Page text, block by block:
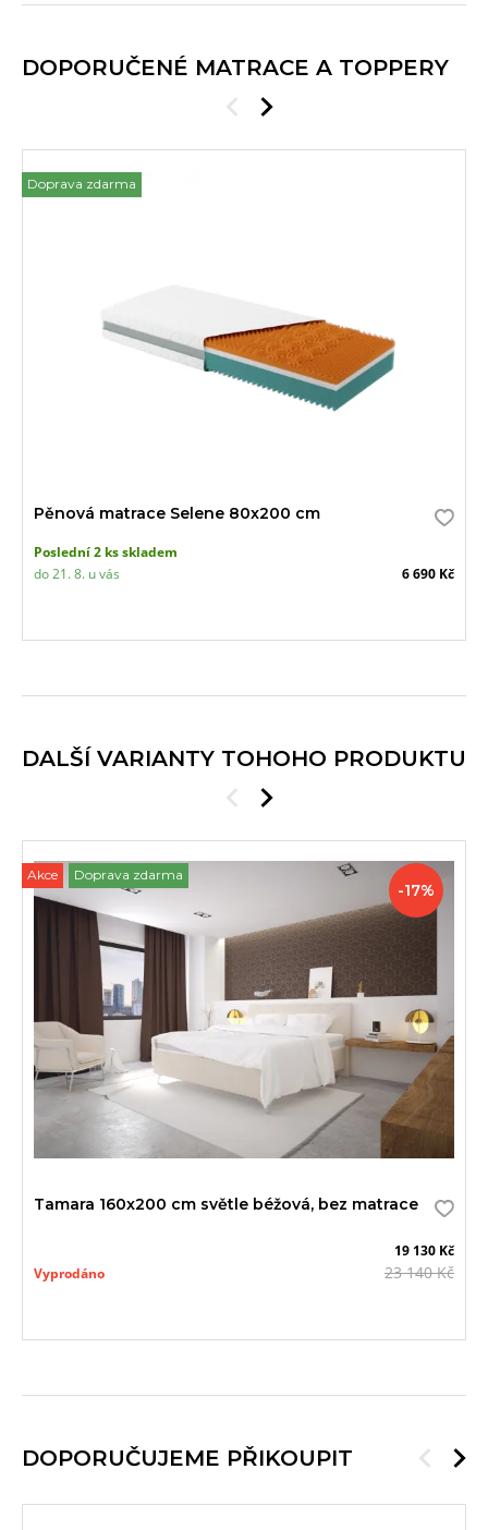
DOPORUČENÉ MATRACE A TOPPERY
Doprava zdarma
Pěnová matrace Selene 80x200 cm
Poslední 2 ks skladem
do 21. 8. u vás
6 690 Kč
DALŠÍ VARIANTY TOHOHO PRODUKTU
Akce Doprava zdarma
Tamara 160x200 cm světle béžová, bez matrace
Slevy
akce
-17%
Vyprodáno
19 130 Kč
23 140 Kč
DOPORUČUJEME PŘIKOUPIT